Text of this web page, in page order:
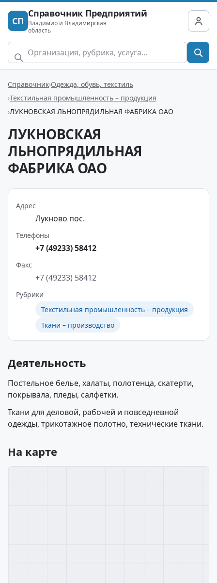
СП
Справочник Предприятий
Владимир и Владимирская
область
Справочник Одежда, обувь, текстиль
Текстильная промышленность – продукция
ЛУКНОВСКАЯ ЛЬНОПРЯДИЛЬНАЯ ФАБРИКА ОАО
ЛУКНОВСКАЯ
ЛЬНОПРЯДИЛЬНАЯ
ФАБРИКА ОАО
Адрес
Лукново пос.
Телефоны
+7 (49233) 58412
Факс
+7 (49233) 58412
Рубрики
Текстильная промышленность – продукция
Ткани – производство
Деятельность
Постельное белье, халаты, полотенца, скатерти,
покрывала, пледы, салфетки.
Ткани для деловой, рабочей и повседневной
одежды, трикотажное полотно, технические ткани.
На карте